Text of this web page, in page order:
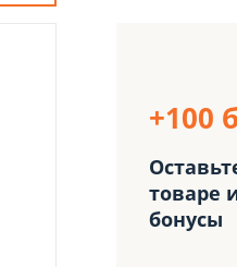
+100
товаре
бонусы